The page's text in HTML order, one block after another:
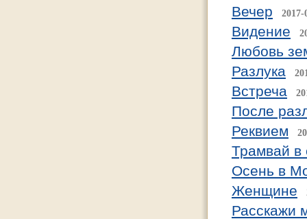
Вечер 2017-
Видение
Любовь
Разлука
Встреча
После
Реквием
Трамвай в
Осень в
Женщине
Расскажи